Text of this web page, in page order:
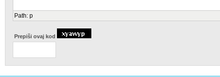
Path: p
Prepiši ovaj kod